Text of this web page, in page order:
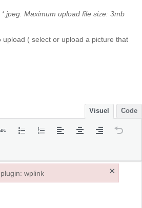
Maximum upload file size: 3mb
( select or upload a picture that
Visuel Code
wplink ×
wplink